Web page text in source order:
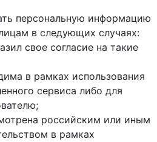
персональную информацию
в следующих случаях:
свое согласие на такие
в рамках использования
сервиса либо для
российским или иным
в рамках